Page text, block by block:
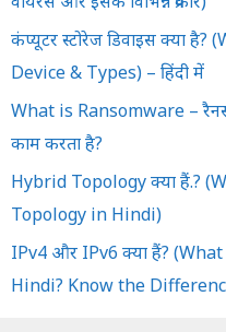
कंप्यूटर स्टोरेज डिवाइस क्या
Device & Types) – हिंदी में
What is Ransomware –
काम करता है?
Hybrid Topology क्या हैं.?
Topology in Hindi)
IPv4 और IPv6 क्या हैं?
Hindi? Know the